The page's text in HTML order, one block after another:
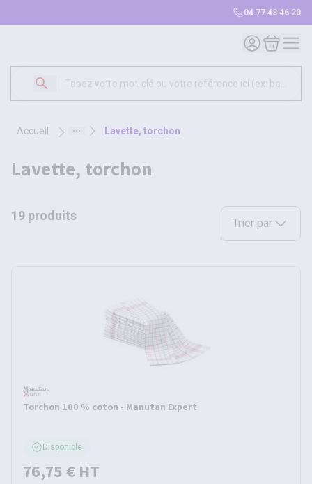
04 77 43 46 20
Mon compte
Mon
accueil lavette, torchon
lavette, torchon
19 produits
Trier par
Torchon 100 % coton - Manutan Expert
Disponible
76,75 € HT